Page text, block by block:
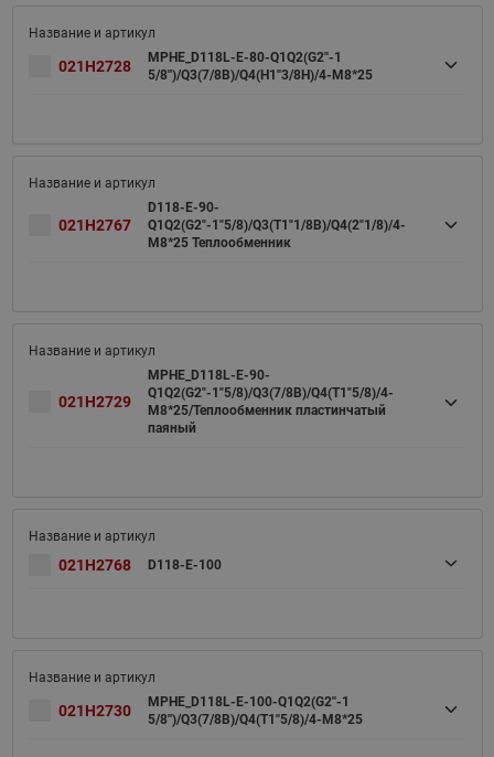
021H2728
MPHE_D118L-E-80-Q1Q2(G2''-1
5/8'')/Q3(7/8B)/Q4(H1''3/8H)/4-M8*25
021H2767
D118-E-90-
Q1Q2(G2"-1"5/8)/Q3(T1"1/8B)/Q4(2"1/8)/4-
M8*25 Теплообменник
021H2729
MPHE_D118L-E-90-
Q1Q2(G2"-1"5/8)/Q3(7/8B)/Q4(T1"5/8)/4-
M8*25/Теплообменник пластинчатый
паяный
021H2768 D118-E-100
021H2730
MPHE_D118L-E-100-Q1Q2(G2''-1
5/8'')/Q3(7/8B)/Q4(T1''5/8)/4-M8*25